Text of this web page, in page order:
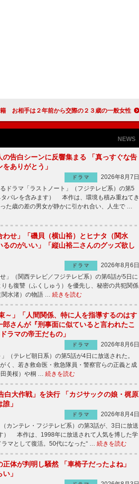
の田村、７日に入籍 お相手は２年前から交際の２３歳の一般女性
NEWS
の告白シーンに反響集まる 「真っすぐな告
ありがとう」
ドラマ
2026年8月7日
ドラマ「ラストノート」（フジテレビ系）の第5
バレを含みます） 本作は、環境も積み重ねてき
た歳の差の男女が静かに引かれ合い、人生で …
わせ」「磯貝（横山裕）とヒナタ（関水
のがいい」「縦山裕二さんのグッズ欲し
ドラマ
2026年8月6日
」（関西テレビ／フジテレビ系）の第6話が5日に
も復讐（ふくしゅう）を優先し、秘密の共犯関係
水渚）の物語 … 続きを読む
～」「人間関係、特に人を指導するのはす
さんが『刑事面に似ていると言われたこ
ラマの帝王だもの」
ドラマ
2026年8月6日
（テレビ朝日系）の第5話が4日に放送された。
く、若き救命医・救急隊員・警察官らの正義と成
美桜）や桐 … 続きを読む
白大作戦」を決行 「カジサックの娘・梶原
」
ドラマ
2026年8月4日
カンテレ・フジテレビ系）の第3話が、3日に放送
） 本作は、1998年に放送されて人気を博した学
マとして復活。50代になった“ … 続きを読む
正体が判明し騒然 「車椅子だったよね」
」